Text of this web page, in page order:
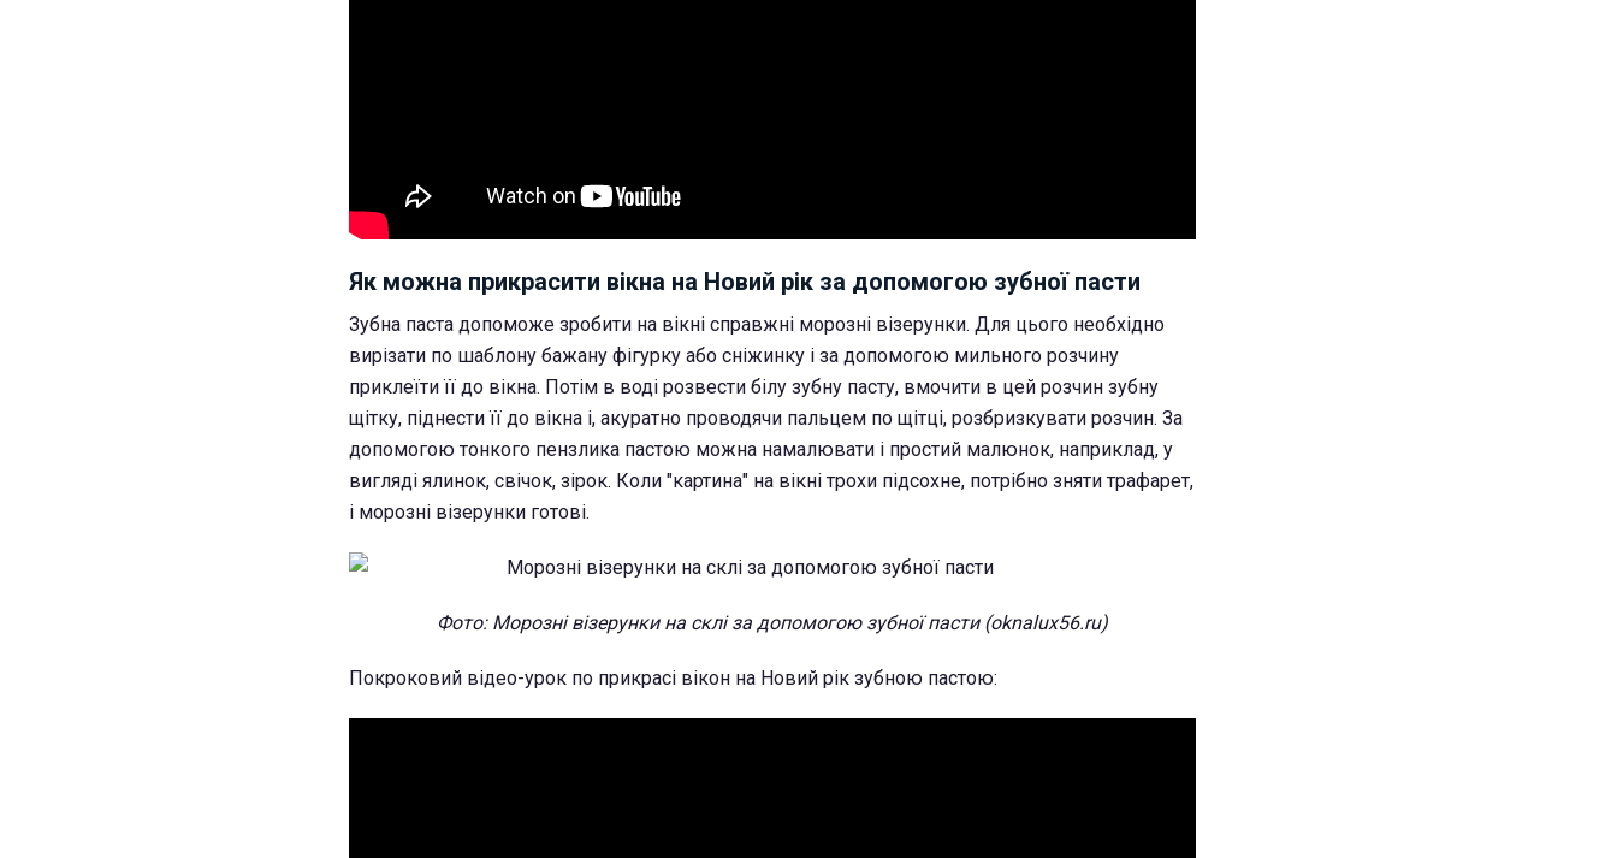
Як можна прикрасити вікна на Новий рік за допомогою зубної пасти
Зубна паста допоможе зробити на вікні справжні морозні візерунки. Для цього необхідно
вирізати по шаблону бажану фігурку або сніжинку і за допомогою мильного розчину
приклеїти її до вікна. Потім в воді розвести білу зубну пасту, вмочити в цей розчин зубну
щітку, піднести її до вікна і, акуратно проводячи пальцем по щітці, розбризкувати розчин. За
допомогою тонкого пензлика пастою можна намалювати і простий малюнок, наприклад, у
вигляді ялинок, свічок, зірок. Коли "картина" на вікні трохи підсохне, потрібно зняти трафарет,
і морозні візерунки готові.
Фото: Морозні візерунки на склі за допомогою зубної пасти (oknalux56.ru)
Покроковий відео-урок по прикрасі вікон на Новий рік зубною пастою: